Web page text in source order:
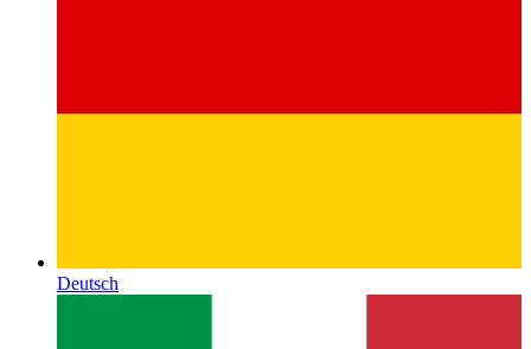
Deutsch